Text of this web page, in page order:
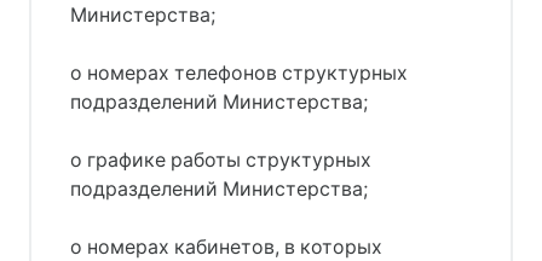
Министерства;
о номерах телефонов структурных
подразделений Министерства;
о графике работы структурных
подразделений Министерства;
о номерах кабинетов, в которых